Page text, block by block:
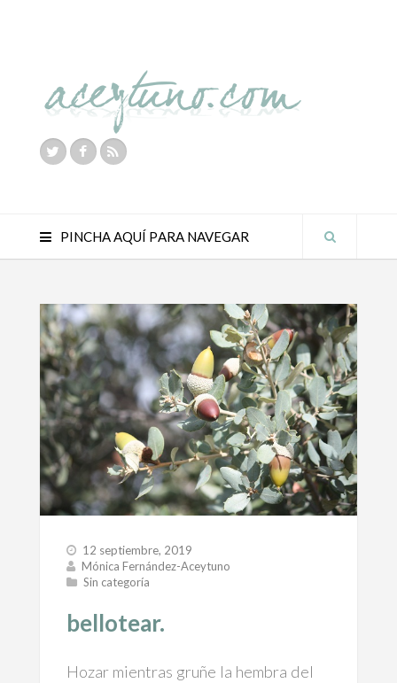
PINCHA AQUÍ PARA NAVEGAR
12 septiembre, 2019
Mónica Fernández-Aceytuno
Sin categoría
bellotear.
Hozar mientras gruñe la hembra del